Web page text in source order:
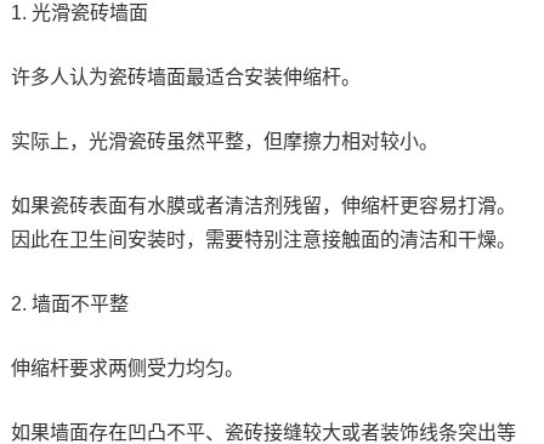
1. 光滑瓷砖墙面
许多人认为瓷砖墙面最适合安装伸缩杆。
实际上，光滑瓷砖虽然平整，但摩擦力相对较小。
如果瓷砖表面有水膜或者清洁剂残留，伸缩杆更容易打滑。
因此在卫生间安装时，需要特别注意接触面的清洁和干燥。
2. 墙面不平整
伸缩杆要求两侧受力均匀。
如果墙面存在凹凸不平、瓷砖接缝较大或者装饰线条突出等